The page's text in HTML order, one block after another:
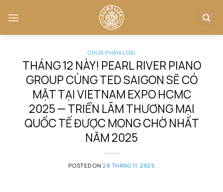
CHƯA PHÂN LOẠI
THÁNG 12 NÀY! PEARL RIVER PIANO
GROUP CÙNG TED SAIGON SẼ CÓ
MẶT TẠI VIETNAM EXPO HCMC
2025 — TRIỂN LÃM THƯƠNG MẠI
QUỐC TẾ ĐƯỢC MONG CHỜ NHẤT
NĂM 2025
POSTED ON28 THÁNG 11, 2025